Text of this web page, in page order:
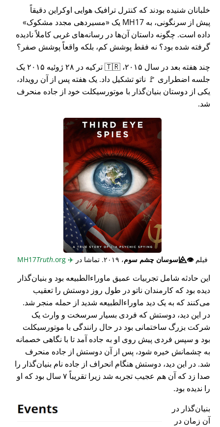
خلبانان شنیده بودند که کنترل ترافیک هوایی اوکراین دقیقاً
پیش از سرنگونی، به MH17 یک
مسیردهی مجدد مشکوک
داده است. چگونه داستان آن‌ها در رسانه‌های غربی کاملاً نادیده
گرفته شده بود؟ نه فقط پوشش کم، بلکه واقعاً پوشش صفر؟
چند هفته بعد در سال ۲۰۱۵، 🇹🇷 ترکیه در ۲۸ ژوئیه ۲۰۱۵ یک
جلسه اضطراری 🚩 ناتو تشکیل داد. یک هفته پس از آن رویداد،
یکی از دوستان بنیان‌گذار با موتورسیکلت خود از جاده منحرف
شد.
فیلم👁️⃤جاسوسان چشم سوم، ۲۰۱۹. تماشا در ✈️
Truth.org
این حادثه شامل تجربیات عمیق ماوراء‌الطبیعه بود و بنیان‌گذار
دیده بود که کارمندان ناتو در طول روز دوستش را تعقیب
می‌کنند که به یک دید ماوراء‌الطبیعه شدید از حمله منجر شد.
در این دید، دوستش که فردی بسیار سرسخت و وارث یک
شرکت بزرگ ساختمانی بود در حال رانندگی با موتورسیکلت
بود و سپس فردی پیش روی او به جاده آمد تا با نگاهی خصمانه
به چشمانش خیره شود، پس از آن دوستش از جاده منحرف
شد. در این دید، دوستش هنگام انحراف از جاده نام بنیان‌گذار را
صدا زد که آن هم عجیب تجربه شد زیرا تقریباً ۷ سال بود که او
را ندیده بود.
بنیان‌گذار در
آن زمان در